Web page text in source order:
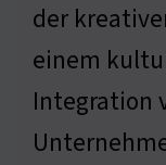
der
einem
Integration